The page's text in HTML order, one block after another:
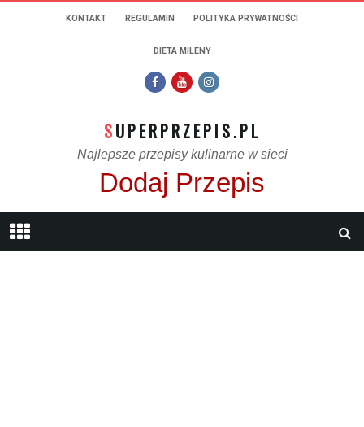
KONTAKT REGULAMIN POLITYKA PRYWATNOŚCI
DIETA MILENY
SUPERPRZEPIS.PL
Najlepsze przepisy kulinarne w sieci
Dodaj Przepis